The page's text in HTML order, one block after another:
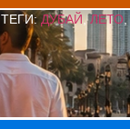
ТЕГИ:ДУБАЙ,ЛЕТО